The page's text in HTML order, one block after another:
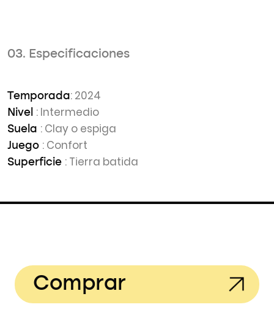
03. Especificaciones
Temporada: 2024
Nivel : Intermedio
Suela : Clay o espiga
Juego : Confort
Superficie : Tierra batida
Comprar